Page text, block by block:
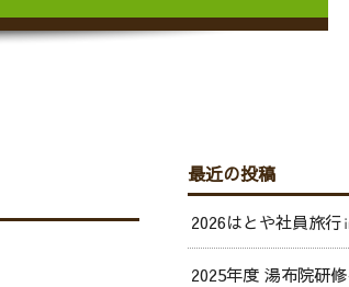
最近の投稿
2026はとや社員旅行
2025年度 湯布院研